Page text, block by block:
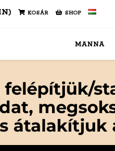
KOSÁR SHOP
MANNA
felépítjük/
átalakítjuk